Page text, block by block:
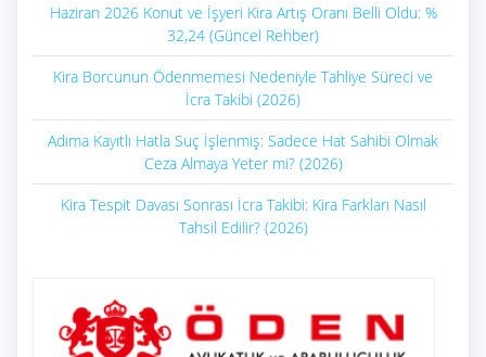
Haziran 2026 Konut ve İşyeri Kira Artış Oranı Belli Oldu: %
32,24 (Güncel Rehber)
Kira Borcunun Ödenmemesi Nedeniyle Tahliye Süreci ve
İcra Takibi (2026)
Adıma Kayıtlı Hatla Suç İşlenmiş: Sadece Hat Sahibi Olmak
Ceza Almaya Yeter mi? (2026)
Kira Tespit Davası Sonrası İcra Takibi: Kira Farkları Nasıl
Tahsil Edilir? (2026)